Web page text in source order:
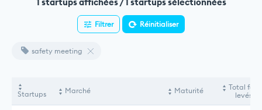
1 startups affichées / 1 startups sélectionnées
Filtrer Réinitialiser
safety meeting
Startups Marché Maturité
Total
levés